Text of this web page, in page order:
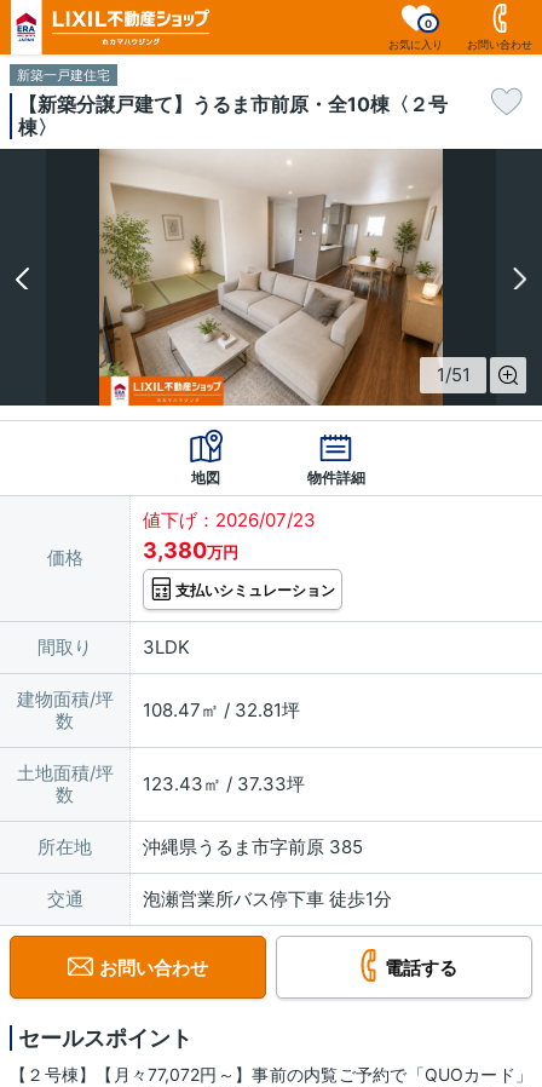
お気に入り
0
お問い合わせ
新築一戸建住宅
【新築分譲戸建て】うるま市前原・全10棟〈２号
棟〉
1/51
地図 物件詳細
価格
値下げ：2026/07/23
3,380万円
支払いシミュレーション
間取り 3LDK
建物面積/坪
数
108.47㎡ / 32.81坪
土地面積/坪
数
123.43㎡ / 37.33坪
所在地 沖縄県うるま市字前原 385
交通 泡瀬営業所バス停下車 徒歩1分
お問い合わせ 電話する
セールスポイント
【２号棟】【月々77,072円～】事前の内覧ご予約で「QUOカード」